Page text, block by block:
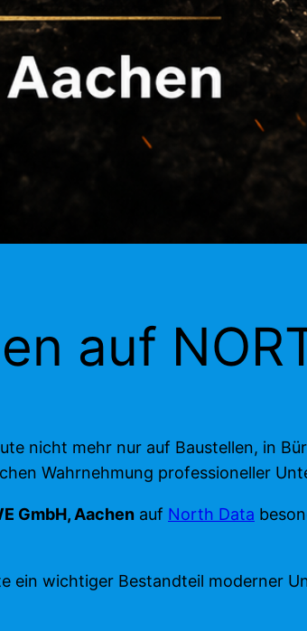
auf
nicht mehr nur auf Baustellen, in
Wahrnehmung professioneller
GmbH, Aachen auf North Data
ein wichtiger Bestandteil moderner